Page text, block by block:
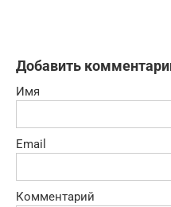
Добавить
Имя
Email
Комментарий